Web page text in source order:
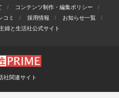
コンテンツ制作・編集ポリシー
コミ 採用情報
お知らせ一覧
婦と生活社公式サイト
社関連サイト